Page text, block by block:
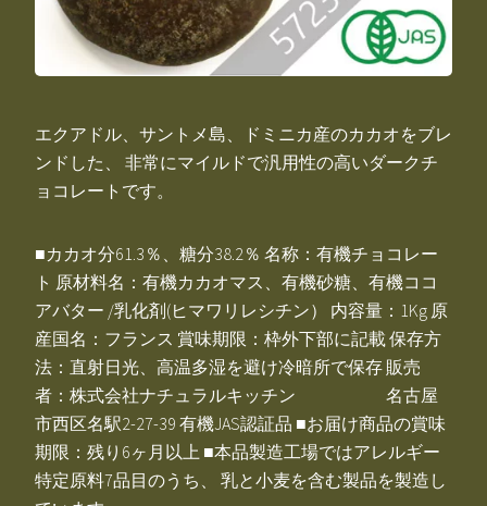
エクアドル、サントメ島、ドミニカ産のカカオをブレ
ンドした、 非常にマイルドで汎用性の高いダークチ
ョコレートです。
■カカオ分61.3％、糖分38.2％ 名称：有機チョコレー
ト 原材料名：有機カカオマス、有機砂糖、有機ココ
アバター /乳化剤(ヒマワリレシチン） 内容量：1Kg 原
産国名：フランス 賞味期限：枠外下部に記載 保存方
法：直射日光、高温多湿を避け冷暗所で保存 販売
者：株式会社ナチュラルキッチン 名古屋
市西区名駅2-27-39 有機JAS認証品 ■お届け商品の賞味
期限：残り6ヶ月以上 ■本品製造工場ではアレルギー
特定原料7品目のうち、 乳と小麦を含む製品を製造し